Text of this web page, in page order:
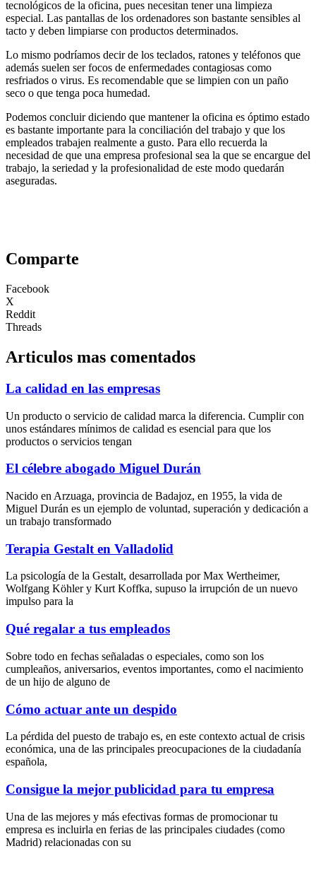
tecnológicos de la oficina, pues necesitan tener una limpieza
especial. Las pantallas de los ordenadores son bastante sensibles al
tacto y deben limpiarse con productos determinados.
Lo mismo podríamos decir de los teclados, ratones y teléfonos que
además suelen ser focos de enfermedades contagiosas como
resfriados o virus. Es recomendable que se limpien con un paño
seco o que tenga poca humedad.
Podemos concluir diciendo que mantener la oficina es óptimo estado
es bastante importante para la conciliación del trabajo y que los
empleados trabajen realmente a gusto. Para ello recuerda la
necesidad de que una empresa profesional sea la que se encargue del
trabajo, la seriedad y la profesionalidad de este modo quedarán
aseguradas.
Comparte
Facebook
X
Reddit
Threads
Articulos mas comentados
La calidad en las empresas
Un producto o servicio de calidad marca la diferencia. Cumplir con
unos estándares mínimos de calidad es esencial para que los
productos o servicios tengan
El célebre abogado Miguel Durán
Nacido en Arzuaga, provincia de Badajoz, en 1955, la vida de
Miguel Durán es un ejemplo de voluntad, superación y dedicación a
un trabajo transformado
Terapia Gestalt en Valladolid
La psicología de la Gestalt, desarrollada por Max Wertheimer,
Wolfgang Köhler y Kurt Koffka, supuso la irrupción de un nuevo
impulso para la
Qué regalar a tus empleados
Sobre todo en fechas señaladas o especiales, como son los
cumpleaños, aniversarios, eventos importantes, como el nacimiento
de un hijo de alguno de
Cómo actuar ante un despido
La pérdida del puesto de trabajo es, en este contexto actual de crisis
económica, una de las principales preocupaciones de la ciudadanía
española,
Consigue la mejor publicidad para tu empresa
Una de las mejores y más efectivas formas de promocionar tu
empresa es incluirla en ferias de las principales ciudades (como
Madrid) relacionadas con su